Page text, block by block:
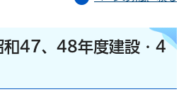
和47、48年度建設・4